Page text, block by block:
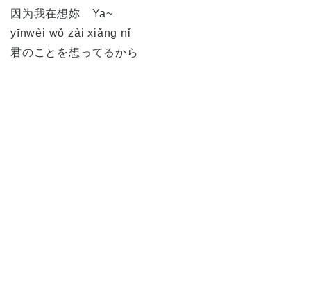
因为我在想妳 Ya~
yīnwèi wǒ zài xiǎng nǐ
君のことを想ってるから